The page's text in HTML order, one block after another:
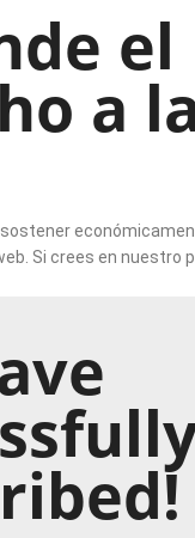
el
a
Si crees en nuestro